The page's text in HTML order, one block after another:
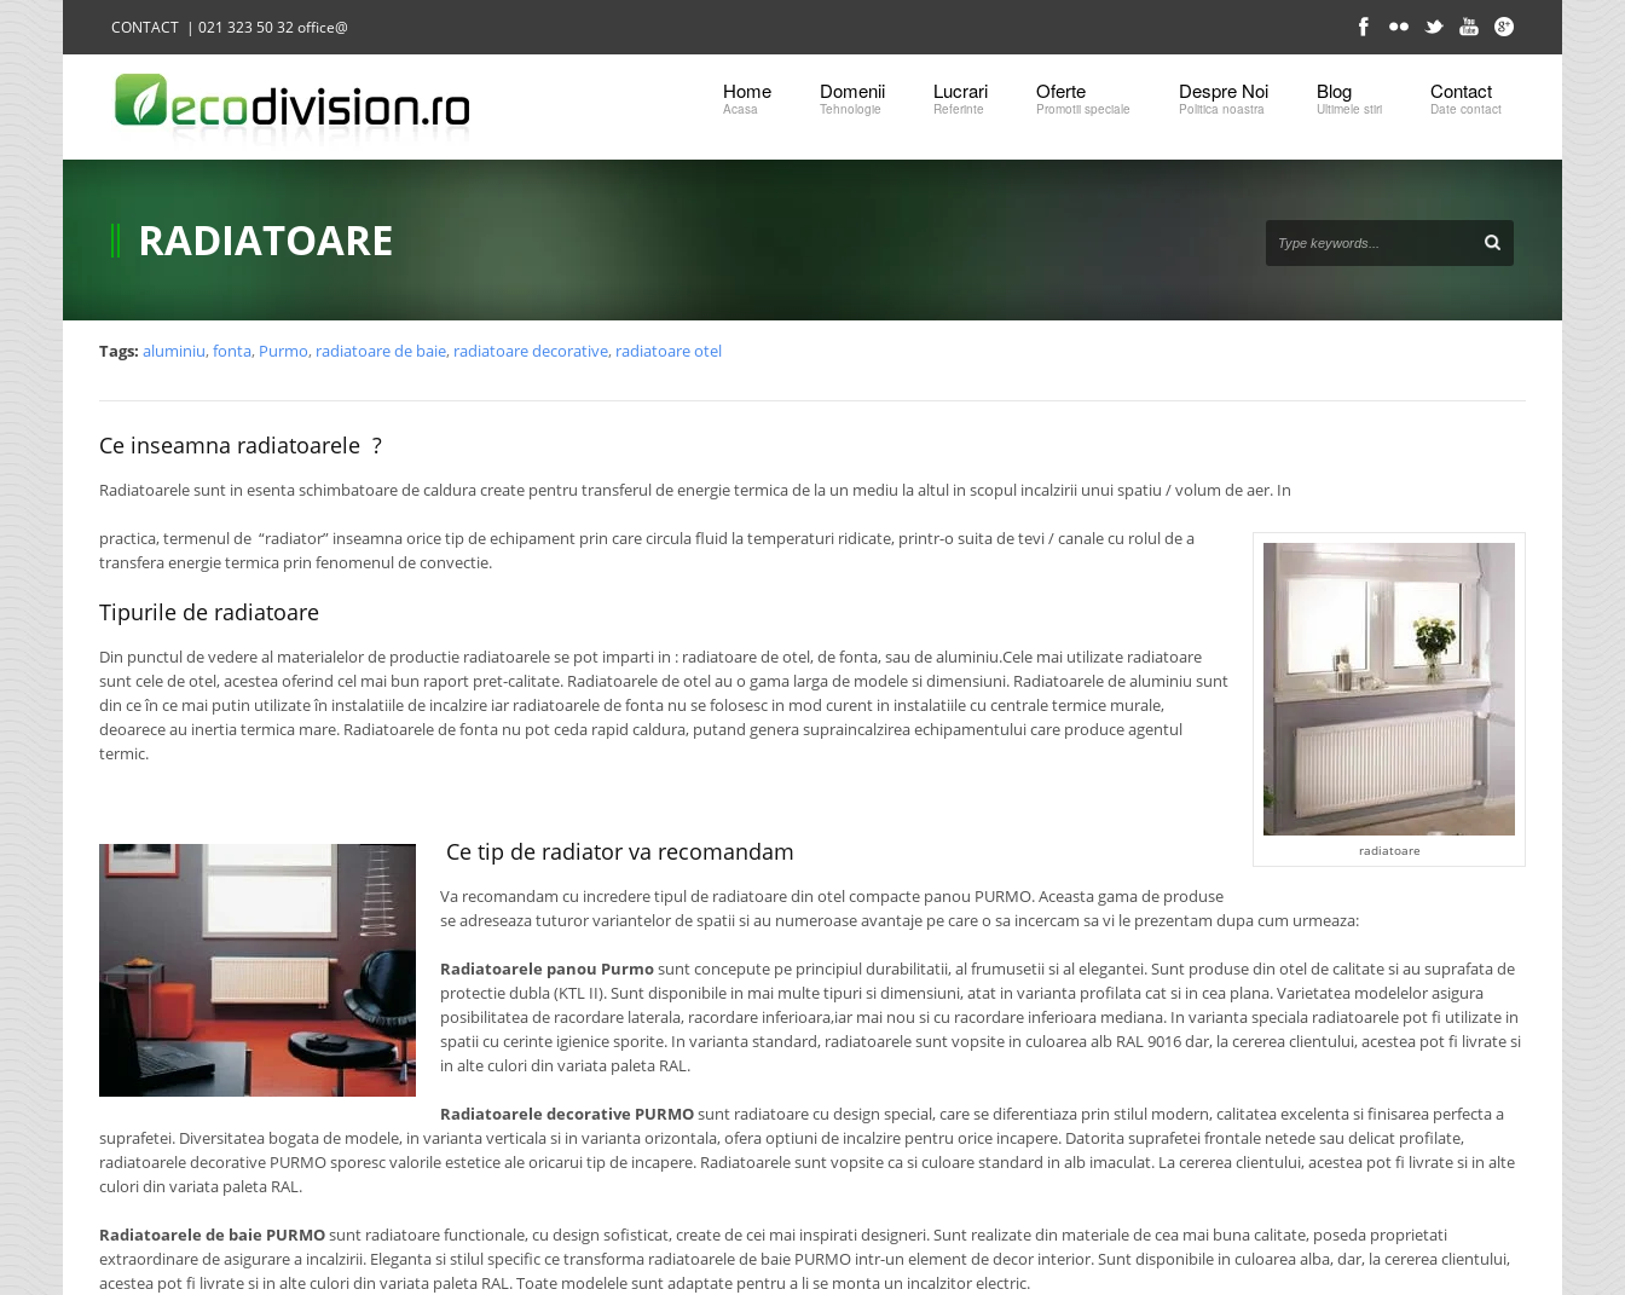
CONTACT | 021 323 50 32 office@
Home
Acasa
Domenii
Tehnologie
Lucrari
Referinte
Oferte
Promotii speciale
Despre Noi
Politica noastra
Blog
Ultimele stiri
Contact
Date contact
RADIATOARE
Tags: aluminiu,fonta, Purmo, radiatoare de baie, radiatoare decorative, radiatoare otel
Ce inseamna radiatoarele ?
Radiatoarele sunt in esenta schimbatoare de caldura create pentru transferul de energie termica de la un mediu la altul in scopul incalzirii unui spatiu / volum de aer. In
radiatoare
practica, termenul de “radiator” inseamna orice tip de echipament prin care circula fluid la temperaturi ridicate, printr-o suita de tevi / canale cu rolul de a
transfera energie termica prin fenomenul de convectie.
Tipurile de radiatoare
Din punctul de vedere al materialelor de productie radiatoarele se pot imparti in : radiatoare de otel, de fonta, sau de aluminiu.Cele mai utilizate radiatoare
sunt cele de otel, acestea oferind cel mai bun raport pret-calitate. Radiatoarele de otel au o gama larga de modele si dimensiuni. Radiatoarele de aluminiu sunt
din ce în ce mai putin utilizate în instalatiile de incalzire iar radiatoarele de fonta nu se folosesc in mod curent in instalatiile cu centrale termice murale,
deoarece au inertia termica mare. Radiatoarele de fonta nu pot ceda rapid caldura, putand genera supraincalzirea echipamentului care produce agentul
termic.
Ce tip de radiator va recomandam
Va recomandam cu incredere tipul de radiatoare din otel compacte panou PURMO. Aceasta gama de produse
se adreseaza tuturor variantelor de spatii si au numeroase avantaje pe care o sa incercam sa vi le prezentam dupa cum urmeaza:
Radiatoarele panou Purmosunt concepute pe principiul durabilitatii, al frumusetii si al elegantei. Sunt produse din otel de calitate si au suprafata de
protectie dubla (KTL II). Sunt disponibile in mai multe tipuri si dimensiuni, atat in varianta profilata cat si in cea plana. Varietatea modelelor asigura
posibilitatea de racordare laterala, racordare inferioara,iar mai nou si cu racordare inferioara mediana. In varianta speciala radiatoarele pot fi utilizate in
spatii cu cerinte igienice sporite. In varianta standard, radiatoarele sunt vopsite in culoarea alb RAL 9016 dar, la cererea clientului, acestea pot fi livrate si
in alte culori din variata paleta RAL.
Radiatoarele decorative PURMOsunt radiatoare cu design special, care se diferentiaza prin stilul modern, calitatea excelenta si finisarea perfecta a
suprafetei. Diversitatea bogata de modele, in varianta verticala si in varianta orizontala, ofera optiuni de incalzire pentru orice incapere. Datorita suprafetei frontale netede sau delicat profilate,
radiatoarele decorative PURMO sporesc valorile estetice ale oricarui tip de incapere. Radiatoarele sunt vopsite ca si culoare standard in alb imaculat. La cererea clientului, acestea pot fi livrate si in alte
culori din variata paleta RAL.
Radiatoarele de baie PURMOsunt radiatoare functionale, cu design sofisticat, create de cei mai inspirati designeri. Sunt realizate din materiale de cea mai buna calitate, poseda proprietati
extraordinare de asigurare a incalzirii. Eleganta si stilul specific ce transforma radiatoarele de baie PURMO intr-un element de decor interior. Sunt disponibile in culoarea alba, dar, la cererea clientului,
acestea pot fi livrate si in alte culori din variata paleta RAL. Toate modelele sunt adaptate pentru a li se monta un incalzitor electric.